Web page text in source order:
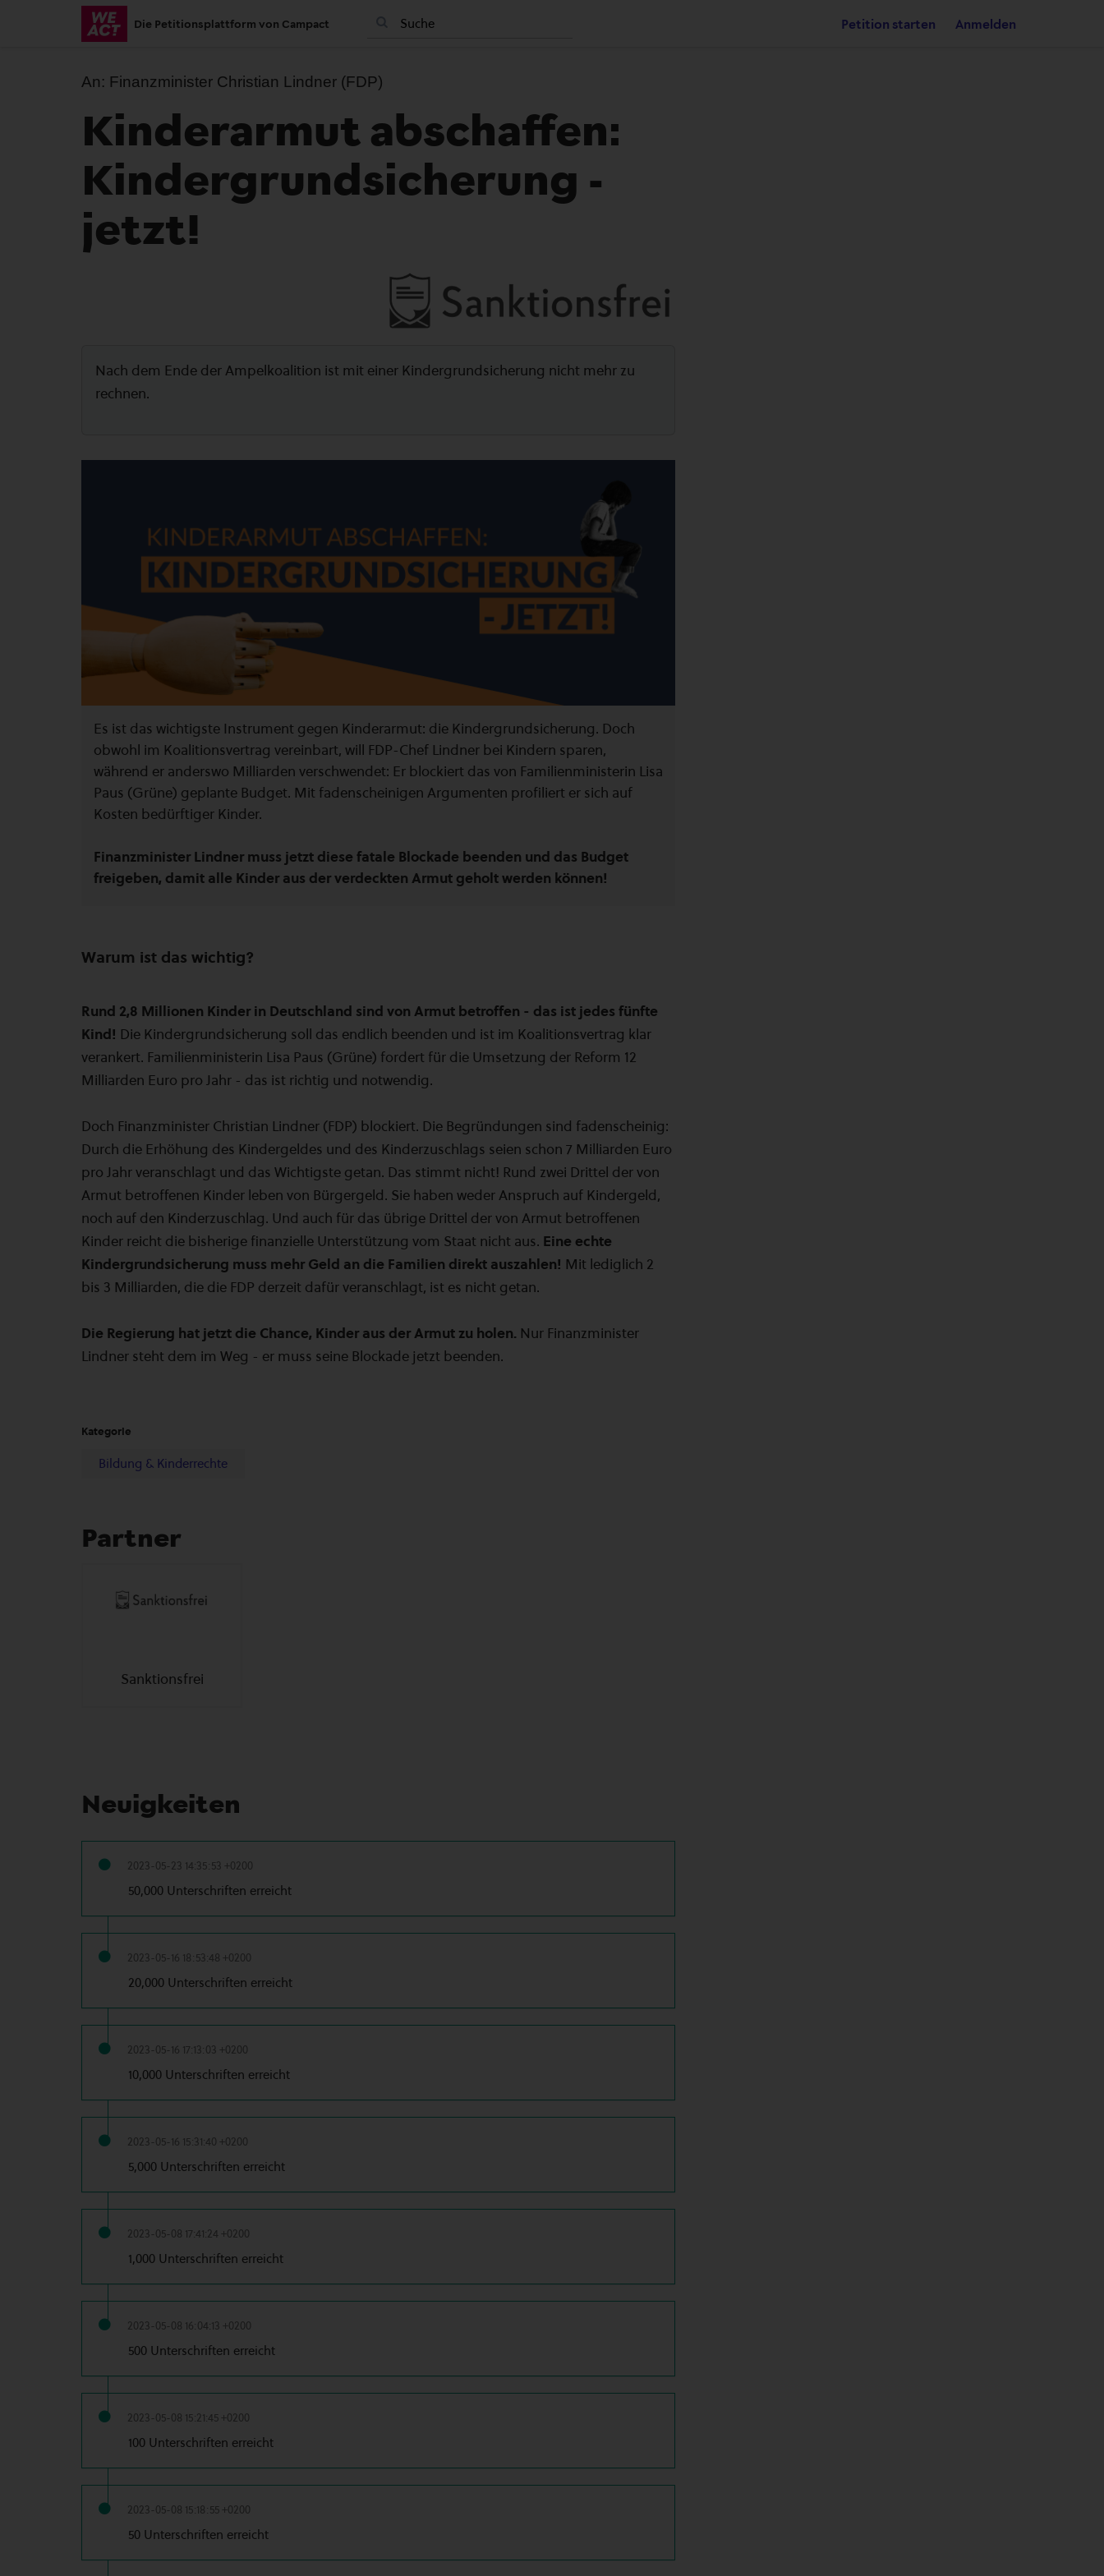
Die Petitionsplattform von Campact Petition starten Anmelden
An: Finanzminister Christian Lindner (FDP)
Kinderarmut abschaffen:
Kindergrundsicherung -
jetzt!
Nach dem Ende der Ampelkoalition ist mit einer Kindergrundsicherung nicht mehr zu
rechnen.
Es ist das wichtigste Instrument gegen Kinderarmut: die Kindergrundsicherung. Doch
obwohl im Koalitionsvertrag vereinbart, will FDP-Chef Lindner bei Kindern sparen,
während er anderswo Milliarden verschwendet: Er blockiert das von Familienministerin Lisa
Paus (Grüne) geplante Budget. Mit fadenscheinigen Argumenten profiliert er sich auf
Kosten bedürftiger Kinder.
Finanzminister Lindner muss jetzt diese fatale Blockade beenden und das Budget
freigeben, damit alle Kinder aus der verdeckten Armut geholt werden können!
Warum ist das wichtig?
Rund 2,8 Millionen Kinder in Deutschland sind von Armut betroffen - das ist jedes fünfte
Kind! Die Kindergrundsicherung soll das endlich beenden und ist im Koalitionsvertrag klar
verankert. Familienministerin Lisa Paus (Grüne) fordert für die Umsetzung der Reform 12
Milliarden Euro pro Jahr - das ist richtig und notwendig.
Doch Finanzminister Christian Lindner (FDP) blockiert. Die Begründungen sind fadenscheinig:
Durch die Erhöhung des Kindergeldes und des Kinderzuschlags seien schon 7 Milliarden Euro
pro Jahr veranschlagt und das Wichtigste getan. Das stimmt nicht! Rund zwei Drittel der von
Armut betroffenen Kinder leben von Bürgergeld. Sie haben weder Anspruch auf Kindergeld,
noch auf den Kinderzuschlag. Und auch für das übrige Drittel der von Armut betroffenen
Kinder reicht die bisherige finanzielle Unterstützung vom Staat nicht aus. Eine echte
Kindergrundsicherung muss mehr Geld an die Familien direkt auszahlen! Mit lediglich 2
bis 3 Milliarden, die die FDP derzeit dafür veranschlagt, ist es nicht getan.
Die Regierung hat jetzt die Chance, Kinder aus der Armut zu holen. Nur Finanzminister
Lindner steht dem im Weg - er muss seine Blockade jetzt beenden.
Kategorie
Bildung & Kinderrechte
Partner
Sanktionsfrei
Neuigkeiten
2023-05-23 14:35:53 +0200
50,000 Unterschriften erreicht
2023-05-16 18:53:48 +0200
20,000 Unterschriften erreicht
2023-05-16 17:13:03 +0200
10,000 Unterschriften erreicht
2023-05-16 15:31:40 +0200
5,000 Unterschriften erreicht
2023-05-08 17:41:24 +0200
1,000 Unterschriften erreicht
2023-05-08 16:04:13 +0200
500 Unterschriften erreicht
2023-05-08 15:21:45 +0200
100 Unterschriften erreicht
2023-05-08 15:18:55 +0200
50 Unterschriften erreicht